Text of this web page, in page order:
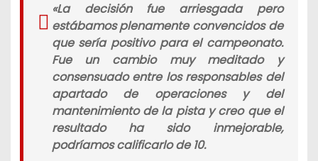
«La decisión fue arriesgada pero
estábamos plenamente convencidos de
que sería positivo para el campeonato.
Fue un cambio muy meditado y
consensuado entre los responsables del
apartado de operaciones y del
mantenimiento de la pista y creo que el
resultado ha sido inmejorable,
podríamos calificarlo de 10.